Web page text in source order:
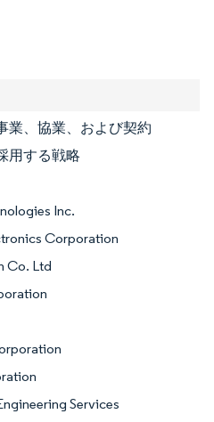
業、協業、および契約
用する戦略
Inc.
Corporation
Co. Ltd
Services